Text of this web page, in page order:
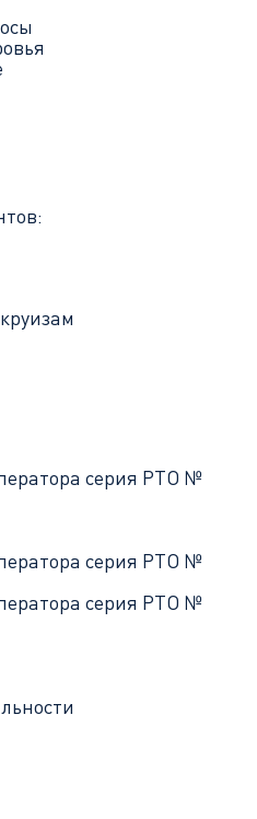
серия РТО №
серия РТО №
серия РТО №